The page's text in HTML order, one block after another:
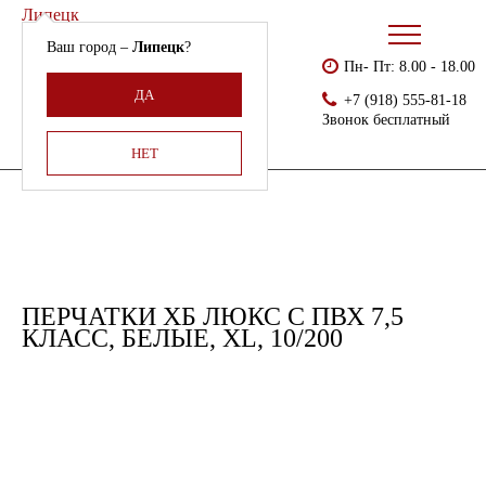
Липецк
Ваш город –Липецк?
ДА
НЕТ
Армения, Молдавия,
Пн- Пт: 8.00 - 18.00
+7 (918) 555-81-18
Звонок бесплатный
Перчатки хб люкс с ПВХ 7,5 класс, белые, XL, 10/200
ПЕРЧАТКИ ХБ ЛЮКС С ПВХ 7,5
КЛАСС, БЕЛЫЕ, XL, 10/200